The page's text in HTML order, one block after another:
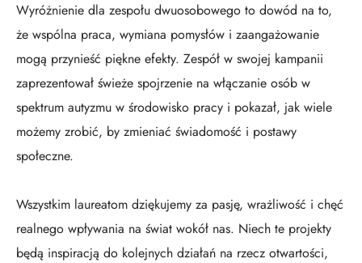
Wyróżnienie dla zespołu dwuosobowego to dowód na to,
że wspólna praca, wymiana pomysłów i zaangażowanie
mogą przynieść piękne efekty. Zespół w swojej kampanii
zaprezentował świeże spojrzenie na włączanie osób w
spektrum autyzmu w środowisko pracy i pokazał, jak wiele
możemy zrobić, by zmieniać świadomość i postawy
społeczne.
Wszystkim laureatom dziękujemy za pasję, wrażliwość i chęć
realnego wpływania na świat wokół nas. Niech te projekty
będą inspiracją do kolejnych działań na rzecz otwartości,